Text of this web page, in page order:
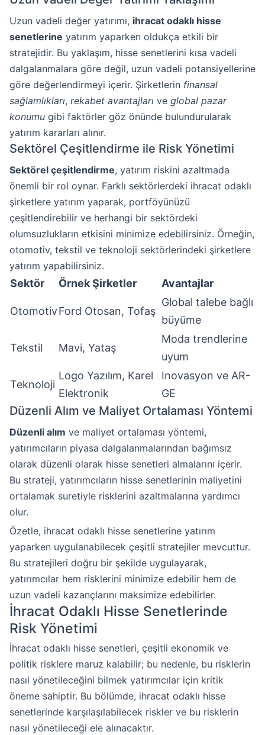
Uzun vadeli değer yatırımı, ihracat odaklı hisse
senetlerine yatırım yaparken oldukça etkili bir
stratejidir. Bu yaklaşım, hisse senetlerini kısa vadeli
dalgalanmalara göre değil, uzun vadeli potansiyellerine
göre değerlendirmeyi içerir. Şirketlerin finansal
sağlamlıkları, rekabet avantajları ve global pazar
konumu gibi faktörler göz önünde bulundurularak
yatırım kararları alınır.
Sektörel Çeşitlendirme ile Risk Yönetimi
Sektörel çeşitlendirme, yatırım riskini azaltmada
önemli bir rol oynar. Farklı sektörlerdeki ihracat odaklı
şirketlere yatırım yaparak, portföyünüzü
çeşitlendirebilir ve herhangi bir sektördeki
olumsuzlukların etkisini minimize edebilirsiniz. Örneğin,
otomotiv, tekstil ve teknoloji sektörlerindeki şirketlere
yatırım yapabilirsiniz.
Sektör Örnek Şirketler Avantajlar
OtomotivFord Otosan, Tofaş
Global talebe bağlı
büyüme
Tekstil Mavi, Yataş
Moda trendlerine
uyum
Teknoloji
Logo Yazılım, Karel
Elektronik
Inovasyon ve AR-
GE
Düzenli Alım ve Maliyet Ortalaması Yöntemi
Düzenli alım ve maliyet ortalaması yöntemi,
yatırımcıların piyasa dalgalanmalarından bağımsız
olarak düzenli olarak hisse senetleri almalarını içerir.
Bu strateji, yatırımcıların hisse senetlerinin maliyetini
ortalamak suretiyle risklerini azaltmalarına yardımcı
olur.
Özetle, ihracat odaklı hisse senetlerine yatırım
yaparken uygulanabilecek çeşitli stratejiler mevcuttur.
Bu stratejileri doğru bir şekilde uygulayarak,
yatırımcılar hem risklerini minimize edebilir hem de
uzun vadeli kazançlarını maksimize edebilirler.
İhracat Odaklı Hisse Senetlerinde
Risk Yönetimi
İhracat odaklı hisse senetleri, çeşitli ekonomik ve
politik risklere maruz kalabilir; bu nedenle, bu risklerin
nasıl yönetileceğini bilmek yatırımcılar için kritik
öneme sahiptir. Bu bölümde, ihracat odaklı hisse
senetlerinde karşılaşılabilecek riskler ve bu risklerin
nasıl yönetileceği ele alınacaktır.